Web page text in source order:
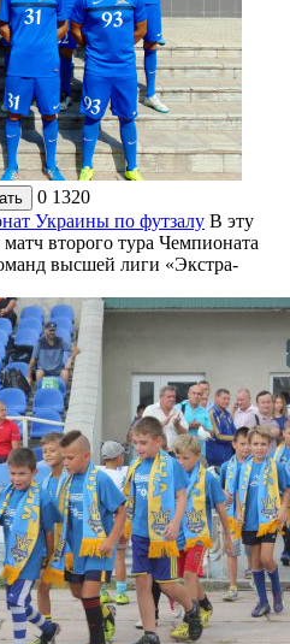
0 1320
Украины по футзалу В эту
второго тура Чемпионата
высшей лиги «Экстра-